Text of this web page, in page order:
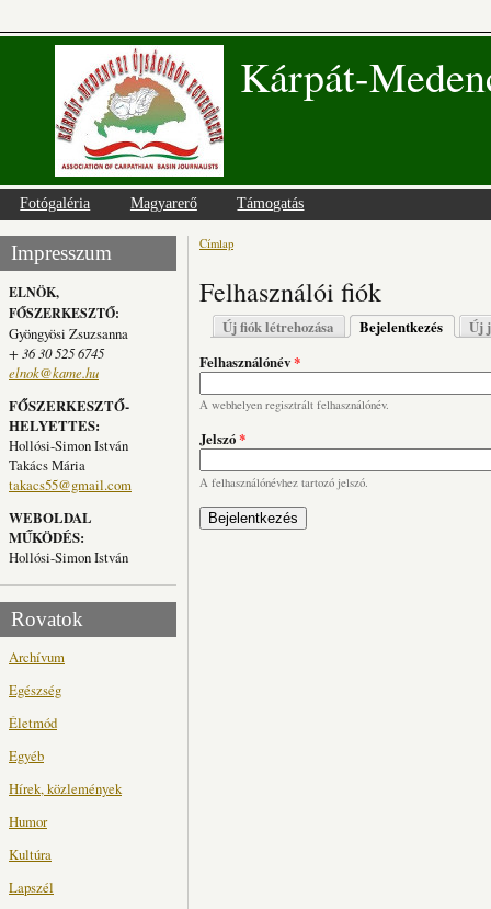
Kárpát-
Fotógaléria Magyarerő Támogatás
Impresszum
ELNÖK,
FŐSZERKESZTŐ:
Gyöngyösi Zsuzsanna
+ 36 30 525 6745
elnok@kame.hu
FŐSZERKESZTŐ-
HELYETTES:
Hollósi-Simon István
Takács Mária
takacs55@gmail.com
WEBOLDAL
MŰKÖDÉS:
Hollósi-Simon István
Rovatok
Archívum
Egészség
Életmód
Egyéb
Hírek, közlemények
Humor
Kultúra
Lapszél
Jelenlegi hely
Címlap
Felhasználói fiók
Elsődleges fülek
Új fiók létrehozása Bejelentkezés (aktív
Új
Felhasználónév*
A webhelyen regisztrált felhasználónév.
Jelszó*
A felhasználónévhez tartozó jelszó.